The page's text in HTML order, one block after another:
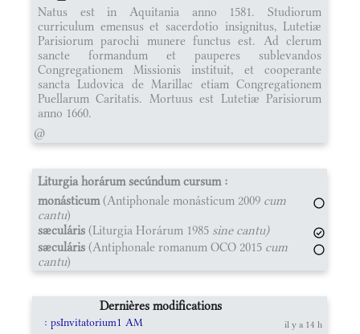
Natus est in Aquitania anno 1581. Studiorum
curriculum emensus et sacerdotio insignitus, Lutetiæ
Parisiorum parochi munere functus est. Ad clerum
sancte formandum et pauperes sublevandos
Congregationem Missionis instituit, et cooperante
sancta Ludovica de Marillac etiam Congregationem
Puellarum Caritatis. Mortuus est Lutetiæ Parisiorum
anno 1660.
@
Liturgia horárum secúndum cursum :
monásticum(Antiphonale monásticum 2009 cum
cantu)
sæculáris (Liturgia Horárum 1985 sine cantu)
sæculáris (Antiphonale romanum OCO 2015 cum
cantu)
Dernières modifications
: psInvitatorium1 AM il y a 14 h